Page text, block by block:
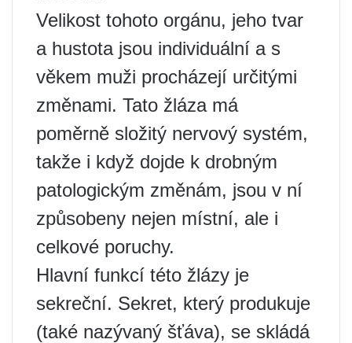
Velikost tohoto orgánu, jeho tvar
a hustota jsou individuální a s
věkem muži procházejí určitými
změnami. Tato žláza má
poměrně složitý nervový systém,
takže i když dojde k drobným
patologickým změnám, jsou v ní
způsobeny nejen místní, ale i
celkové poruchy.
Hlavní funkcí této žlázy je
sekreční. Sekret, který produkuje
(také nazývaný šťáva), se skládá